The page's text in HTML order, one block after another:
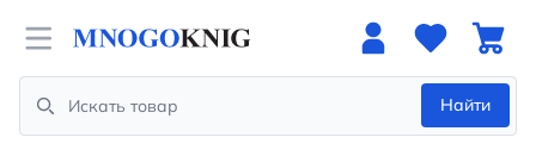
Open menu
Search
Найти